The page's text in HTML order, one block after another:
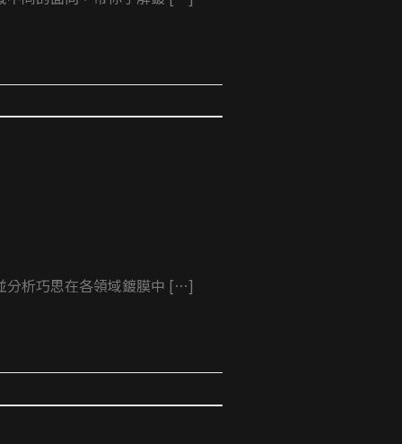
分析巧思在各領域鍍膜中 […]